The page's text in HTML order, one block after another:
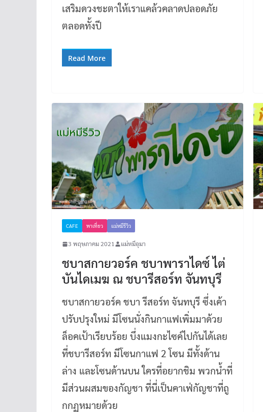
เสริมดวงชะตาให้เราแคล้วคลาดปลอดภัย
ตลอดทั้งปี
Read More
CAFE พาเที่ยว แม่หมีรีวิว
3 พฤษภาคม 2021 แม่หมีอุมา
ชบาสกายวอร์ค ชบาพาราไดซ์ ไต่
บันไดเมฆ ณ ชบารีสอร์ท จันทบุรี
ชบาสกายวอร์ค ชบา รีสอร์ท จันทบุรี ซึ่งเค้า
ปรับปรุงใหม่ มีโซนนั่งกินกาแฟเพิ่มมาด้วย
ล็อคเป้าเรียบร้อย บึ่งแมงกะไซค์ไปกันได้เลย
ที่ชบารีสอร์ท มีโซนกาแฟ 2 โซน มีทั้งด้าน
ล่าง และโซนด้านบน ใครที่อยากชิม พวกน้ำที่
มีส่วนผสมของกัญชา ที่นี่เป็นคาเฟ่กัญชาที่ถู
กกฏหมายด้วย